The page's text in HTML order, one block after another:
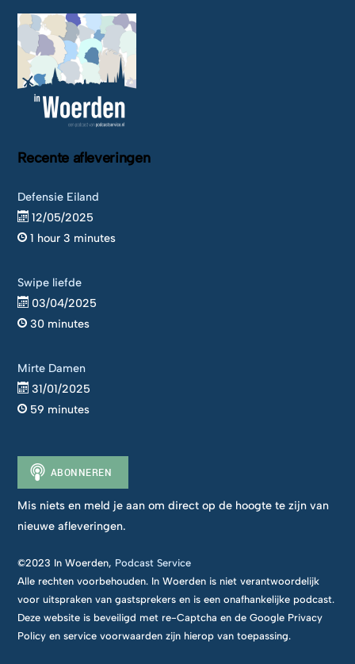
Recente afleveringen
Defensie Eiland
12/05/2025
1 hour 3 minutes
Swipe liefde
03/04/2025
30 minutes
Mirte Damen
31/01/2025
59 minutes
Mis niets en meld je aan om direct op de hoogte te zijn van
nieuwe afleveringen.
©2023 In Woerden, Podcast Service
Alle rechten voorbehouden. In Woerden is niet verantwoordelijk
voor uitspraken van gastsprekers en is een onafhankelijke podcast.
Deze website is beveiligd met re-Captcha en de Google Privacy
Policy en service voorwaarden zijn hierop van toepassing.